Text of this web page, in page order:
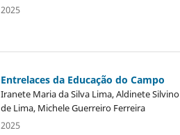
2025
Entrelaces da Educação do Campo
Iranete Maria da Silva Lima, Aldinete Silvino
de Lima, Michele Guerreiro Ferreira
2025